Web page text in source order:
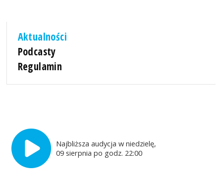
Aktualności
Podcasty
Regulamin
Najbliższa audycja w niedzielę,
09 sierpnia po godz. 22:00